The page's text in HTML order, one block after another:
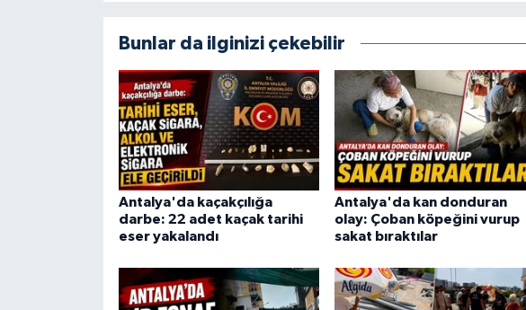
Bunlar da ilginizi çekebilir
Antalya'da kaçakçılığa
darbe: 22 adet kaçak tarihi
eser yakalandı
Antalya'da kan donduran
olay: Çoban köpeğini vurup
sakat bıraktılar